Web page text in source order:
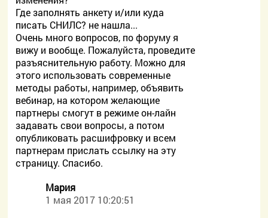
Где заполнять анкету и/или куда
писать СНИЛС? не нашла...
Очень много вопросов, по форуму я
вижу и вообще. Пожалуйста, проведите
разъяснительную работу. Можно для
этого использовать современные
методы работы, например, объявить
вебинар, на котором желающие
партнеры смогут в режиме он-лайн
задавать свои вопросы, а потом
опубликовать расшифровку и всем
партнерам прислать ссылку на эту
страницу. Спасибо.
Мария
1 мая 2017 10:20:51